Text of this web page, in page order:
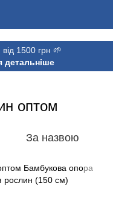
1500 грн 🌱
детальніше
оптом
За назвою